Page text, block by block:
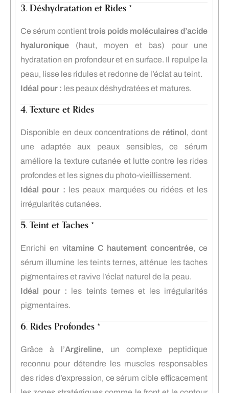
3. Déshydratation et Rides *
Ce sérum contienttrois poids moléculaires d’acide
hyaluronique (haut, moyen et bas) pour une
hydratation en profondeur et en surface. Il repulpe la
peau, lisse les ridules et redonne de l’éclat au teint.
Idéal pour : les peaux déshydratées et matures.
4. Texture et Rides
Disponible en deux concentrations de rétinol, dont
une adaptée aux peaux sensibles, ce sérum
améliore la texture cutanée et lutte contre les rides
profondes et les signes du photo-vieillissement.
Idéal pour : les peaux marquées ou ridées et les
irrégularités cutanées.
5. Teint et Taches *
Enrichi en vitamine C hautement concentrée, ce
sérum illumine les teints ternes, atténue les taches
pigmentaires et ravive l’éclat naturel de la peau.
Idéal pour : les teints ternes et les irrégularités
pigmentaires.
6. Rides Profondes *
Grâce à l’Argireline, un complexe peptidique
reconnu pour détendre les muscles responsables
des rides d’expression, ce sérum cible efficacement